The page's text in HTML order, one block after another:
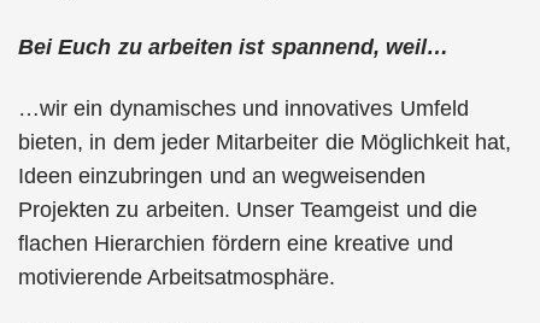
Bei Euch zu arbeiten ist spannend, weil…
…wir ein dynamisches und innovatives Umfeld
bieten, in dem jeder Mitarbeiter die Möglichkeit hat,
Ideen einzubringen und an wegweisenden
Projekten zu arbeiten. Unser Teamgeist und die
flachen Hierarchien fördern eine kreative und
motivierende Arbeitsatmosphäre.